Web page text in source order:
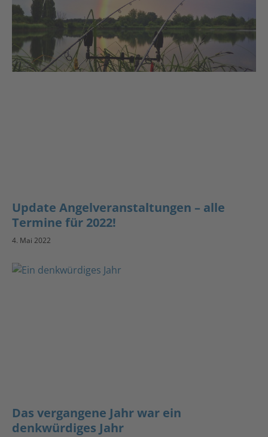
Update Angelveranstaltungen – alle
Termine für 2022!
4. Mai 2022
Das vergangene Jahr war ein
denkwürdiges Jahr